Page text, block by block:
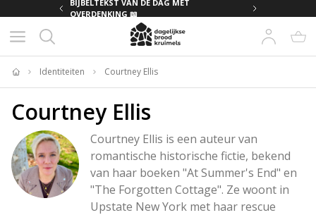
BIJBELTEKST VAN DE DAG MET
OVERDENKING 📖
Home
Identiteiten Courtney Ellis
Courtney Ellis
Courtney Ellis is een auteur van
romantische historische fictie, bekend
van haar boeken "At Summer's End" en
"The Forgotten Cottage". Ze woont in
Upstate New York met haar rescue